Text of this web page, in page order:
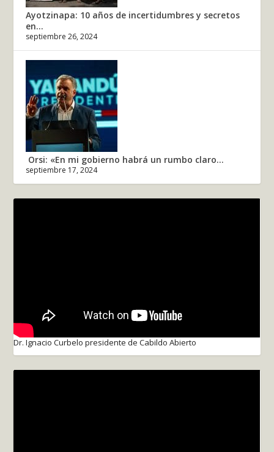
Ayotzinapa: 10 años de incertidumbres y secretos
en...
septiembre 26, 2024
Orsi: «En mi gobierno habrá un rumbo claro...
septiembre 17, 2024
Dr. Ignacio Curbelo presidente de Cabildo Abierto